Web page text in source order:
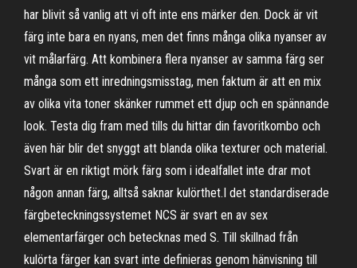
har blivit så vanlig att vi oft inte ens märker den. Dock är vit
färg inte bara en nyans, men det finns många olika nyanser av
vit målarfärg. Att kombinera flera nyanser av samma färg ser
många som ett inredningsmisstag, men faktum är att en mix
av olika vita toner skänker rummet ett djup och en spännande
look. Testa dig fram med tills du hittar din favoritkombo och
även här blir det snyggt att blanda olika texturer och material.
Svart är en riktigt mörk färg som i idealfallet inte drar mot
någon annan färg, alltså saknar kulörthet.I det standardiserade
färgbeteckningssystemet NCS är svart en av sex
elementarfärger och betecknas med S. Till skillnad från
kulörta färger kan svart inte definieras genom hänvisning till